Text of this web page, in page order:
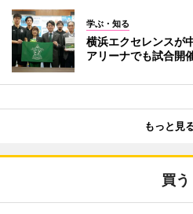
学ぶ・知る
横浜エクセレンスが
アリーナでも試合開
もっと見
買う